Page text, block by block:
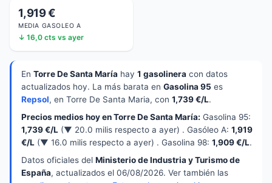
1,919 €
MEDIA GASOLEO A
↓ 16,0 cts vs ayer
En Torre De Santa María hay 1 gasolinera con datos
actualizados hoy. La más barata en Gasolina 95 es
Repsol, en Torre De Santa Maria, con 1,739 €/L.
Precios medios hoy en Torre De Santa María: Gasolina 95:
1,739 €/L (▼ 20.0 milis respecto a ayer) . Gasóleo A: 1,919
€/L (▼ 16.0 milis respecto a ayer) . Gasolina 98: 1,909 €/L.
Datos oficiales del Ministerio de Industria y Turismo de
España, actualizados el 06/08/2026. Ver también las